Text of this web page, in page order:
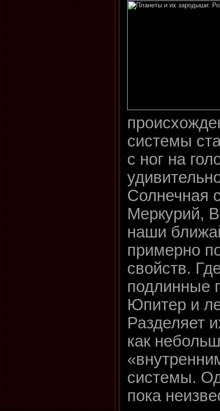
системы
с ног на
Солнечная
Меркурий,
наши
примерно
свойств.
подлинные
Юпитер и
Разделяет
как
системы.
пока